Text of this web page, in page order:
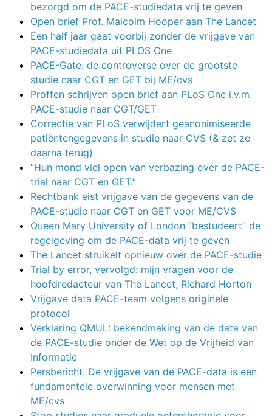
bezorgd om de PACE-studiedata vrij te geven
Open brief Prof. Malcolm Hooper aan The Lancet
Een half jaar gaat voorbij zonder de vrijgave van
PACE-studiedata uit PLOS One
PACE-Gate: de controverse over de grootste
studie naar CGT en GET bij ME/cvs
Proffen schrijven open brief aan PLoS One i.v.m.
PACE-studie naar CGT/GET
Correctie van PLoS verwijdert geanonimiseerde
patiëntengegevens in studie naar CVS (& zet ze
daarna terug)
“Hun mond viel open van verbazing over de PACE-
trial naar CGT en GET.”
Rechtbank eist vrijgave van de gegevens van de
PACE-studie naar CGT en GET voor ME/CVS
Queen Mary University of London “bestudeert” de
regelgeving om de PACE-data vrij te geven
The Lancet struikelt opnieuw over de PACE-studie
Trial by error, vervolgd: mijn vragen voor de
hoofdredacteur van The Lancet, Richard Horton
Vrijgave data PACE-team volgens originele
protocol
Verklaring QMUL: bekendmaking van de data van
de PACE-studie onder de Wet op de Vrijheid van
Informatie
Persbericht. De vrijgave van de PACE-data is een
fundamentele overwinning voor mensen met
ME/cvs